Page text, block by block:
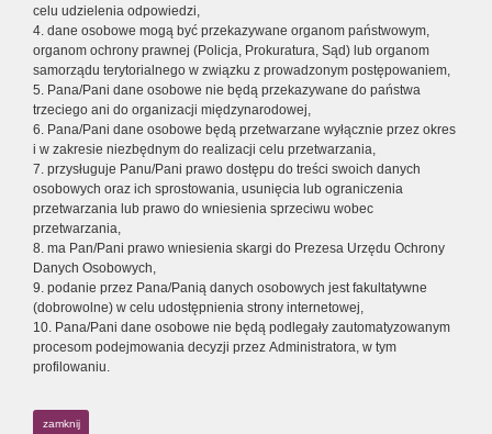
celu udzielenia odpowiedzi,
4. dane osobowe mogą być przekazywane organom państwowym,
organom ochrony prawnej (Policja, Prokuratura, Sąd) lub organom
samorządu terytorialnego w związku z prowadzonym postępowaniem,
5. Pana/Pani dane osobowe nie będą przekazywane do państwa
trzeciego ani do organizacji międzynarodowej,
6. Pana/Pani dane osobowe będą przetwarzane wyłącznie przez okres
i w zakresie niezbędnym do realizacji celu przetwarzania,
7. przysługuje Panu/Pani prawo dostępu do treści swoich danych
osobowych oraz ich sprostowania, usunięcia lub ograniczenia
przetwarzania lub prawo do wniesienia sprzeciwu wobec
przetwarzania,
8. ma Pan/Pani prawo wniesienia skargi do Prezesa Urzędu Ochrony
Danych Osobowych,
9. podanie przez Pana/Panią danych osobowych jest fakultatywne
(dobrowolne) w celu udostępnienia strony internetowej,
10. Pana/Pani dane osobowe nie będą podlegały zautomatyzowanym
procesom podejmowania decyzji przez Administratora, w tym
profilowaniu.
zamknij